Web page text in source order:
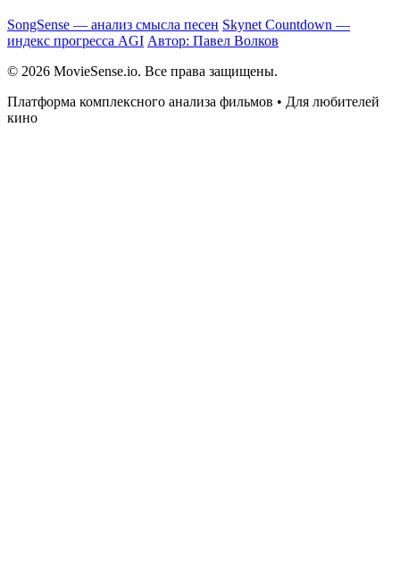
SongSense — анализ смысла песен Skynet Countdown —
индекс прогресса AGI Автор: Павел Волков
© 2026 MovieSense.io. Все права защищены.
Платформа комплексного анализа фильмов • Для любителей
кино